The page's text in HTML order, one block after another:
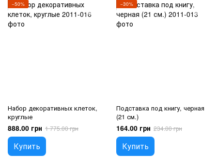
−50%
Набор декоративных клеток,
круглые
888.00 грн 1 775.00 грн
Купить
−30%
Подставка под книгу, черная
(21 см.)
164.00 грн 234.00 грн
Купить